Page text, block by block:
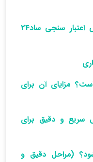
چه نوع اطلاعاتی در گزارش اعتبار سنجی ساد24
مزایای آن برای
سریع و دقیق برای
(مراحل دقیق و